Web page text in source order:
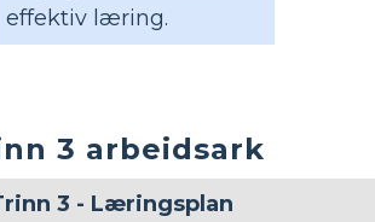
effektiv læring.
3 arbeidsark
3 - Læringsplan